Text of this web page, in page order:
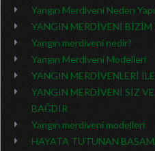
Yangın Merdiveni Neden
YANGIN MERDİVENİ
Yangın merdiveni nedir?
Yangın Merdiveni Modelleri
YANGIN MERDİVENLERİ
YANGIN MERDİVENİ SİZ
BAĞDIR
Yangın merdiveni modelleri
HAYATA TUTUNAN